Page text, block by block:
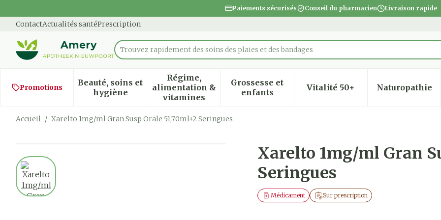
Paiements sécurisés Conseil du pharmacien Livraison rapide
ContactActualités santéPrescription
Rechercher
Trouvez rapidement des soins des plaies et des bandages
Promotions
Beauté, soins et
hygièneAfficher le sous-menu pour la catégorie Beauté, soins et hygiène
Régime,
alimentation &
vitamines
Afficher le sous-menu pour la catégorie Régime,
Grossesse et
enfantsAfficher le sous-menu pour la catégorie
Vitalité 50+Afficher le sous-menu
Naturopathie
Afficher
Accueil / Xarelto 1mg/ml Gran Susp Orale 51,70ml+2 Seringues
View larger image
Xarelto 1mg/ml Gran Susp Orale 51,70ml+2 Seringues
Xarelto 1mg/ml Gran
Seringues
Sur prescription
Médicament